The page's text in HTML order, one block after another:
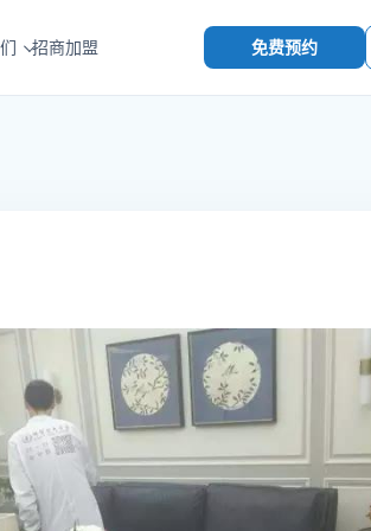
招商加盟 免费预约